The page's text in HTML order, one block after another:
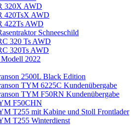
320X AWD
420TsX AWD
422Ts AWD
Schneeschild
320 Ts AWD
320Ts AWD
2022
2500L Black Edition
TYM 6225C Kundenübergabe
TYM F50RN Kundenübergabe
F50CHN
T255 mit Kabine und Stoll Frontlader
T255 Winterdienst